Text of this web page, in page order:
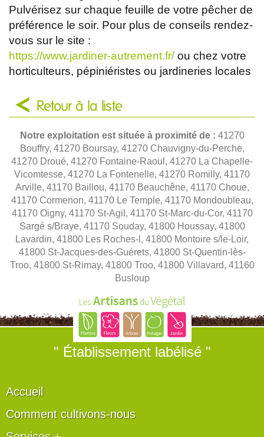
Pulvérisez sur chaque feuille de votre pêcher de
préférence le soir. Pour plus de conseils rendez-
vous sur le site :
https://www.jardiner-autrement.fr/ou chez votre
horticulteurs, pépiniéristes ou jardineries locales
Retour à la liste
Notre exploitation est située à proximité de : 41270
Bouffry, 41270 Boursay, 41270 Chauvigny-du-Perche,
41270 Droué, 41270 Fontaine-Raoul, 41270 La Chapelle-
Vicomtesse, 41270 La Fontenelle, 41270 Romilly, 41170
Arville, 41170 Baillou, 41170 Beauchêne, 41170 Choue,
41170 Cormenon, 41170 Le Temple, 41170 Mondoubleau,
41170 Oigny, 41170 St-Agil, 41170 St-Marc-du-Cor, 41170
Sargé s/Braye, 41170 Souday, 41800 Houssay, 41800
Lavardin, 41800 Les Roches-l, 41800 Montoire s/le-Loir,
41800 St-Jacques-des-Guérets, 41800 St-Quentin-lès-
Troo, 41800 St-Rimay, 41800 Troo, 41800 Villavard, 41160
Busloup
" Établissement labélisé "
Accueil
Comment cultivons-nous